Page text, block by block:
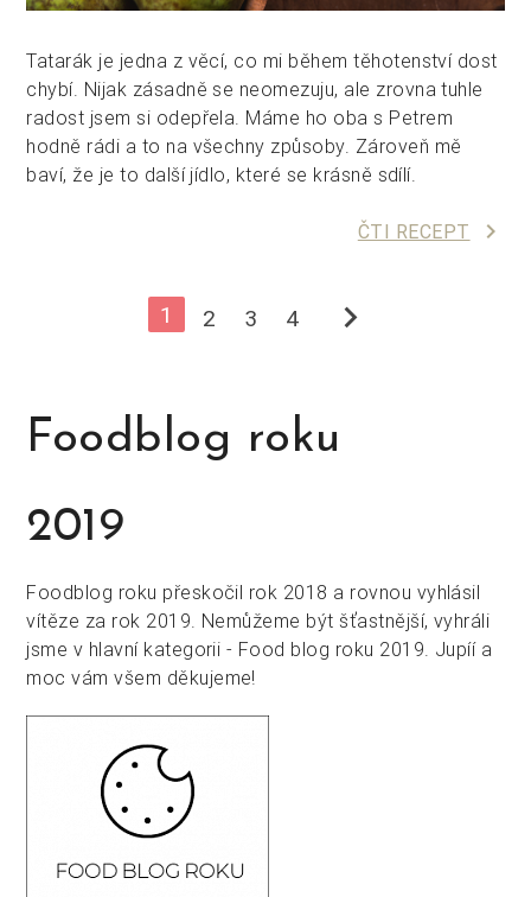
Tatarák je jedna z věcí, co mi během těhotenství dost
chybí. Nijak zásadně se neomezuju, ale zrovna tuhle
radost jsem si odepřela. Máme ho oba s Petrem
hodně rádi a to na všechny způsoby. Zároveň mě
baví, že je to další jídlo, které se krásně sdílí.
ČTI RECEPT keyboard_arrow_right
1 2 3 4 chevron_right
Foodblog roku
2019
Foodblog roku přeskočil rok 2018 a rovnou vyhlásil
vítěze za rok 2019. Nemůžeme být šťastnější, vyhráli
jsme v hlavní kategorii - Food blog roku 2019. Jupíí a
moc vám všem děkujeme!